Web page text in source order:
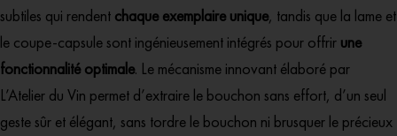
subtiles qui rendent chaque exemplaire unique, tandis que la lame et
le coupe-capsule sont ingénieusement intégrés pour offrir une
fonctionnalité optimale. Le mécanisme innovant élaboré par
L’Atelier du Vin permet d’extraire le bouchon sans effort, d’un seul
geste sûr et élégant, sans tordre le bouchon ni brusquer le précieux